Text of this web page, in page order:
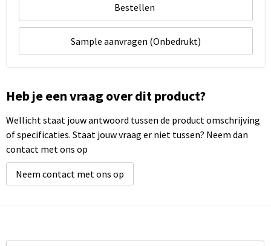
Bestellen
Sample aanvragen (Onbedrukt)
Heb je een vraag over dit product?
Wellicht staat jouw antwoord tussen de product omschrijving
of specificaties. Staat jouw vraag er niet tussen? Neem dan
contact met ons op
Neem contact met ons op